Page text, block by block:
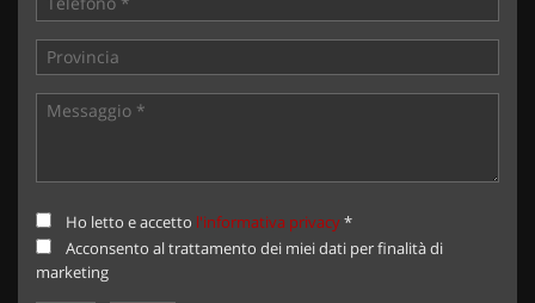
Ho letto e accetto l'informativa privacy*
Acconsento al trattamento dei miei dati per finalità di
marketing